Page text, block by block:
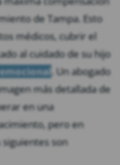
de Tampa. Esto
médicos, cubrir el
al cuidado de su hijo
. Un abogado
más detallada de
en una
pero en
son